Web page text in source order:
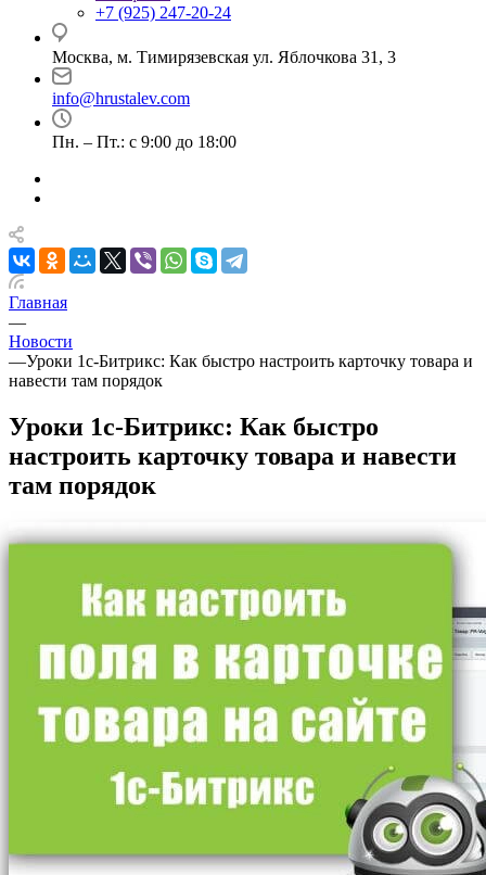
+7 (925) 247-20-24
Москва, м. Тимирязевская ул. Яблочкова 31, 3
info@hrustalev.com
Пн. – Пт.: с 9:00 до 18:00
Главная
—
Новости
—Уроки 1с-Битрикс: Как быстро настроить карточку товара и
навести там порядок
Уроки 1с-Битрикс: Как быстро
настроить карточку товара и навести
там порядок